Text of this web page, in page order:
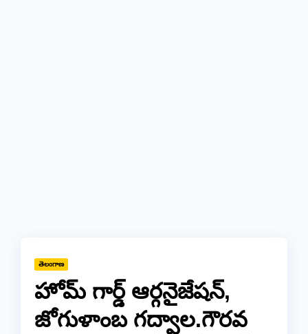
తెలంగాణ
హోమ్ గార్డ్ ఆర్గనైజేషన్,
జోగుళాంబ గద్వాల.గౌరవ